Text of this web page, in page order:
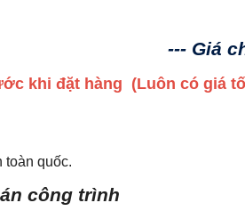
3 pha 24 V DC/20 A Siemens
--- Giá
khi đặt hàng (Luôn có giá
toàn quốc.
công trình